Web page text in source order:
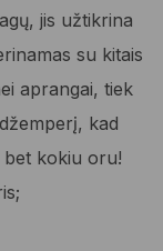
jis užtikrina
su kitais
aprangai, tiek
kad
kokiu oru!